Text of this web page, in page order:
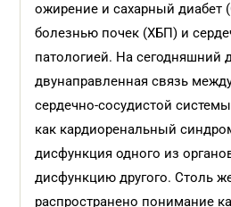
ожирение и сахарный диабет
болезнью почек (ХБП) и
патологией. На сегодняшний
двунаправленная связь
сердечно-сосудистой
как кардиоренальный
дисфункция одного из
дисфункцию другого. Столь
распространено понимание